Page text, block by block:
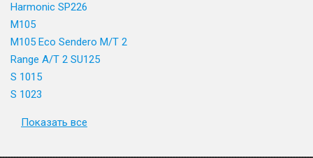
Harmonic SP226
M105
M105 Eco Sendero M/T 2
Range A/T 2 SU125
S 1015
S 1023
Показать все